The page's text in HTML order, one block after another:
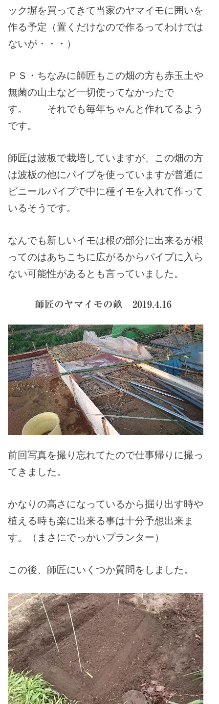
ック塀を買ってきて当家のヤマイモに囲いを
作る予定（置くだけなので作るってわけでは
ないが・・・）
ＰＳ・ちなみに師匠もこの畑の方も赤玉土や
無菌の山土など一切使ってなかったで
す。 それでも毎年ちゃんと作れてるよう
です。
師匠は波板で栽培していますが、この畑の方
は波板の他にパイプを使っていますが普通に
ビニールパイプで中に種イモを入れて作って
いるそうです。
なんでも新しいイモは根の部分に出来るが根
ってのはあちこちに広がるからパイプに入ら
ない可能性があるとも言っていました。
師匠のヤマイモの畝 2019.4.16
前回写真を撮り忘れてたので仕事帰りに撮っ
てきました。
かなりの高さになっているから掘り出す時や
植える時も楽に出来る事は十分予想出来ま
す。（まさにでっかいプランター）
この後、師匠にいくつか質問をしました。